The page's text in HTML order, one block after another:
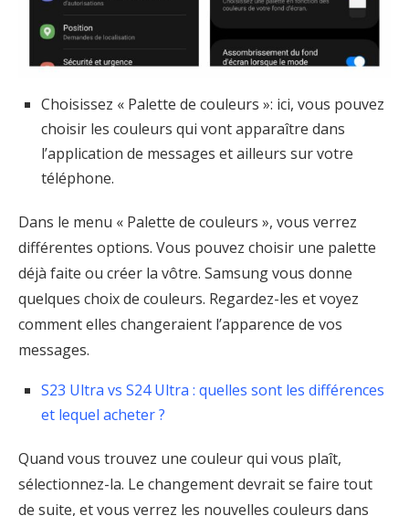
Choisissez « Palette de couleurs »: ici, vous pouvez
choisir les couleurs qui vont apparaître dans
l’application de messages et ailleurs sur votre
téléphone.
Dans le menu « Palette de couleurs », vous verrez
différentes options. Vous pouvez choisir une palette
déjà faite ou créer la vôtre. Samsung vous donne
quelques choix de couleurs. Regardez-les et voyez
comment elles changeraient l’apparence de vos
messages.
S23 Ultra vs S24 Ultra : quelles sont les différences
et lequel acheter ?
Quand vous trouvez une couleur qui vous plaît,
sélectionnez-la. Le changement devrait se faire tout
de suite, et vous verrez les nouvelles couleurs dans